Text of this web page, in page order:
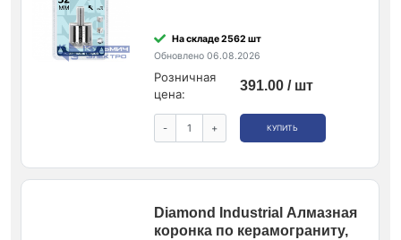
На складе 2562 шт
Обновлено 06.08.2026
Розничная
цена:
391.00 / шт
- + КУПИТЬ
Diamond Industrial Алмазная
коронка по керамограниту,